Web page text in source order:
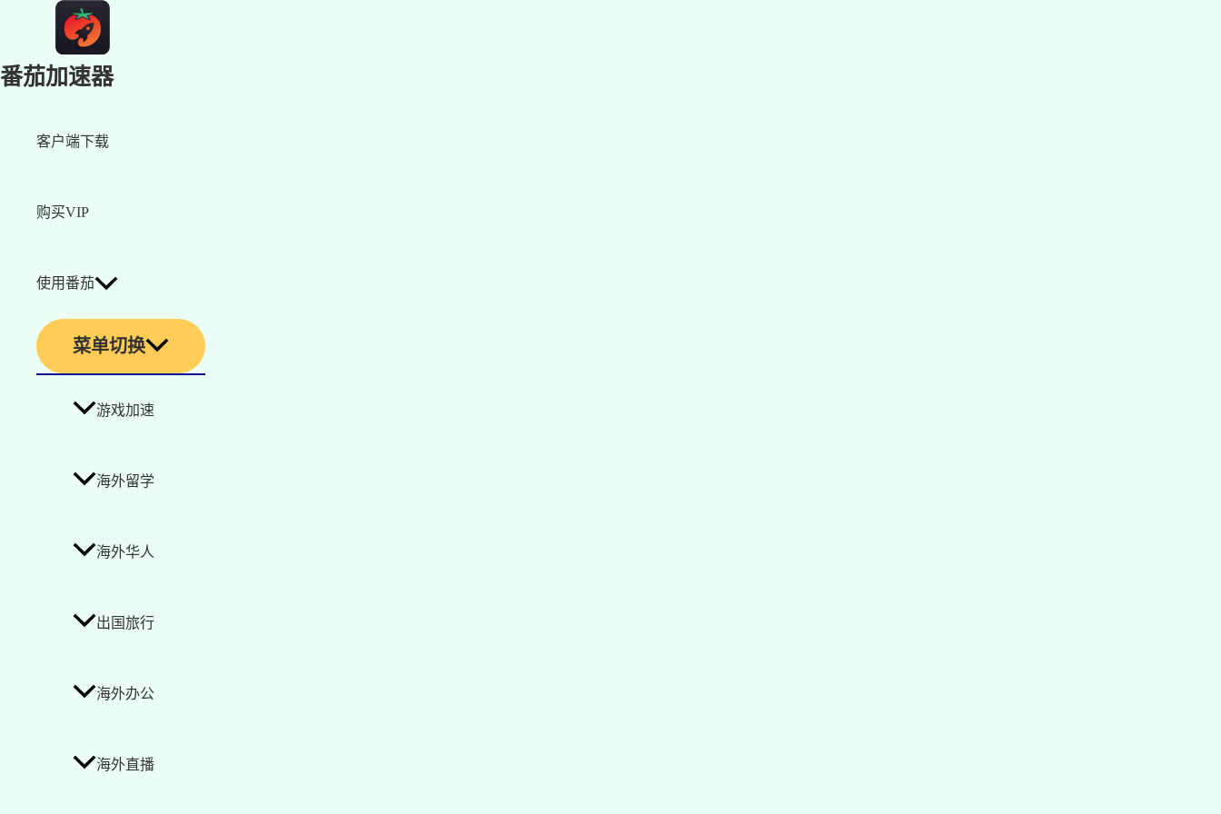
番茄加速器
客户端下载
购买VIP
使用番茄
菜单切换
游戏加速
海外留学
海外华人
出国旅行
海外办公
海外直播